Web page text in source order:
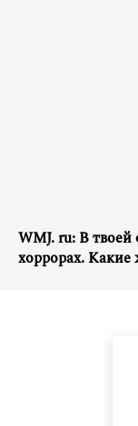
WMJ. ru: В
хоррорах. Какие